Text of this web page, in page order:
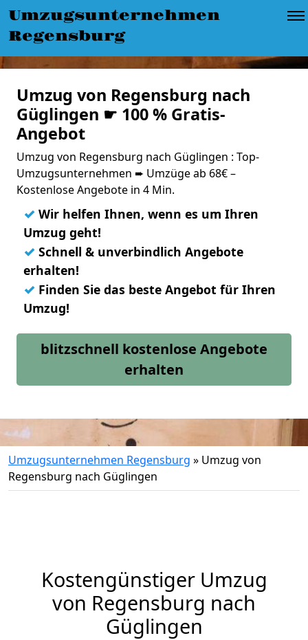
Umzugsunternehmen
Regensburg
Umzug von Regensburg nach
Güglingen ☛ 100 % Gratis-
Angebot
Umzug von Regensburg nach Güglingen : Top-
Umzugsunternehmen ➨ Umzüge ab 68€ –
Kostenlose Angebote in 4 Min.
✓ Wir helfen Ihnen, wenn es um Ihren
Umzug geht!
✓ Schnell & unverbindlich Angebote
erhalten!
✓ Finden Sie das beste Angebot für Ihren
Umzug!
blitzschnell kostenlose Angebote
erhalten
Umzugsunternehmen Regensburg » Umzug von
Regensburg nach Güglingen
Kostengünstiger Umzug
von Regensburg nach
Güglingen